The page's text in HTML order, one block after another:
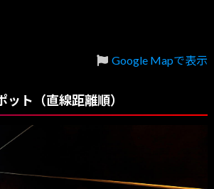
Google Mapで表示
ト（直線距離順）